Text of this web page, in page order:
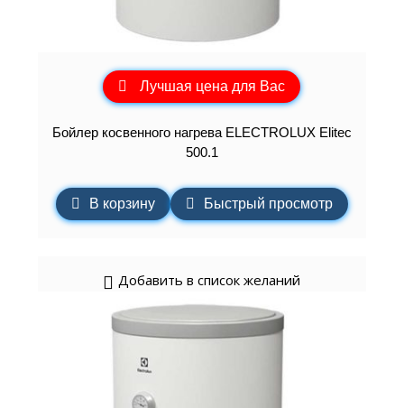
Лучшая цена для Вас
Бойлер косвенного нагрева ELECTROLUX Elitec
500.1
В корзину Быстрый просмотр
Добавить в список желаний